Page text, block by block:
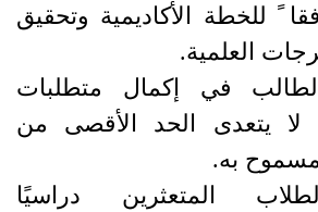
للخطة الأكاديمية وتحقيق
العلمية.
في إكمال متطلبات
لا يتعدى الحد الأقصى من
به.
المتعثرين دراسيًا